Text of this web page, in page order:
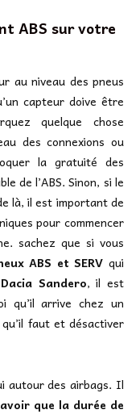
ABS sur votre
au niveau des pneus
capteur doive être
quelque chose
des connexions ou
la gratuité des
de l’ABS. Sinon, si le
là, il est important de
pour commencer
sachez que si vous
ABS et SERV qui
Dacia Sandero, il est
qu’il arrive chez un
faut et désactiver
autour des airbags. Il
que la durée de